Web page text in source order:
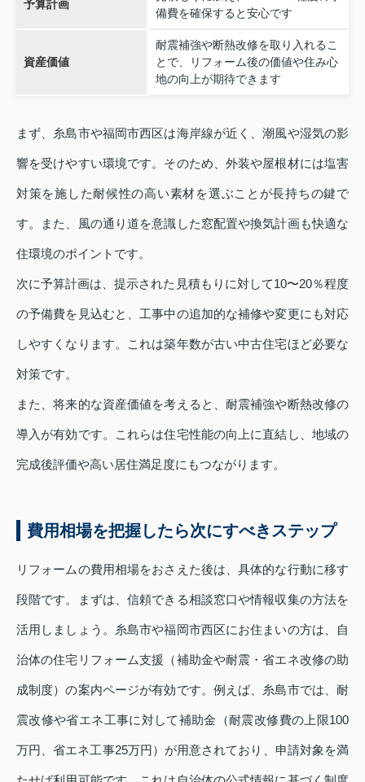
予算計画
備費を確保すると安心です
資産価値
耐震補強や断熱改修を取り入れるこ
とで、リフォーム後の価値や住み心
地の向上が期待できます
まず、糸島市や福岡市西区は海岸線が近く、潮風や湿気の影
響を受けやすい環境です。そのため、外装や屋根材には塩害
対策を施した耐候性の高い素材を選ぶことが長持ちの鍵で
す。また、風の通り道を意識した窓配置や換気計画も快適な
住環境のポイントです。
次に予算計画は、提示された見積もりに対して10〜20％程度
の予備費を見込むと、工事中の追加的な補修や変更にも対応
しやすくなります。これは築年数が古い中古住宅ほど必要な
対策です。
また、将来的な資産価値を考えると、耐震補強や断熱改修の
導入が有効です。これらは住宅性能の向上に直結し、地域の
完成後評価や高い居住満足度にもつながります。
費用相場を把握したら次にすべきステップ
リフォームの費用相場をおさえた後は、具体的な行動に移す
段階です。まずは、信頼できる相談窓口や情報収集の方法を
活用しましょう。糸島市や福岡市西区にお住まいの方は、自
治体の住宅リフォーム支援（補助金や耐震・省エネ改修の助
成制度）の案内ページが有効です。例えば、糸島市では、耐
震改修や省エネ工事に対して補助金（耐震改修費の上限100
万円、省エネ工事25万円）が用意されており、申請対象を満